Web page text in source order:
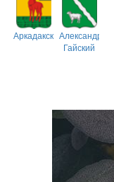
АркадакскийАлександрово-
Гайский